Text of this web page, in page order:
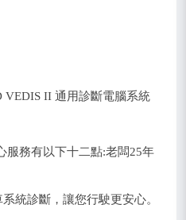
VEDIS II 通用診斷電腦系統
服務有以下十二點:老闆25年
統診斷，讓您行駛更安心。